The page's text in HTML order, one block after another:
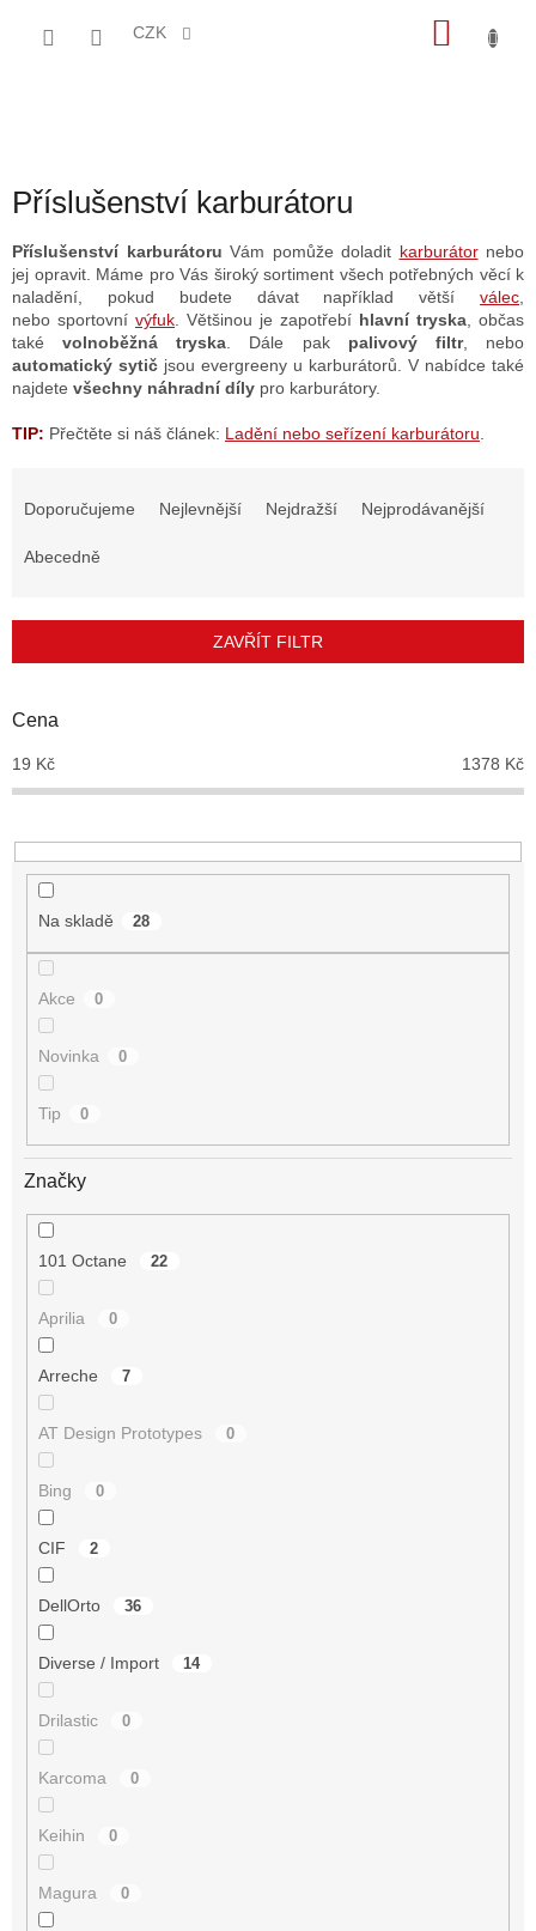
CZK
Příslušenství karburátoru
Příslušenství karburátoru Vám pomůže doladit karburátornebo
jej opravit. Máme pro Vás široký sortiment všech potřebných věcí k
naladění, pokud budete dávat například větší
válec
nebo sportovní výfuk . Většinou je zapotřebí hlavní tryska , občas
takévolnoběžná tryska . Dále pak palivový filtr, nebo
automatický sytič jsou evergreeny u karburátorů. V nabídce také
najdete všechny náhradní díly pro karburátory.
TIP: Přečtěte si náš článek: Ladění nebo seřízení karburátoru
r
d
k
t
Doporučujeme Nejlevnější Nejdražší Nejprodávanější
Abecedně
ZAVŘÍT FILTR
Cena
19 Kč 1378 Kč
Na skladě 28
Akce 0
Novinka 0
Tip 0
Značky
101 Octane 22
Aprilia 0
Arreche 7
AT Design Prototypes 0
Bing 0
CIF 2
DellOrto 36
Diverse / Import 14
Drilastic 0
Karcoma 0
Keihin 0
Magura 0